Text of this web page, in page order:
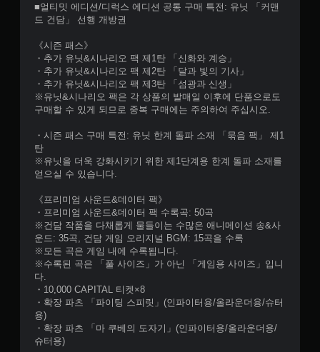
■얼티밋 에디션/디럭스 에디션 공통 구매 특전: 유닛 「커맨
드 건담」 선행 개방권
《시즌 패스》
・추가 유닛&시나리오 팩 제1탄 「신화와 계승」
・추가 유닛&시나리오 팩 제2탄 「달과 빛의 기사」
・추가 유닛&시나리오 팩 제3탄 「섬광과 신생」
※유닛&시나리오 팩은 각 상품의 발매일 이후에 단품으로도
구매할 수 있게 되므로 중복 구매에는 주의하여 주십시오.
・시즌 패스 구매 특전: 유닛 한계 돌파 소재 「묶음 팩」 제1
탄
※유닛을 더욱 강화시키기 위한 제1단계용 한계 돌파 소재를
얻으실 수 있습니다.
《프리미엄 사운드&데이터 팩》
・프리미엄 사운드&데이터 팩 수록곡: 50곡
※건담 작품을 다채롭게 물들이는 수많은 애니메이션 송&사
운드: 35곡, 건담 게임 오리지널 BGM: 15곡을 수록
※모든 곡은 게임 내에 수록됩니다.
※수록된 곡은 「풀 사이즈」가 아닌 「게임용 사이즈」입니
다.
・10,000 CAPITAL 티켓×8
・확장 파츠 「파이팅 스피릿」(인파이터용/올라운더용/슈터
용)
・확장 파츠 「마 쿠베의 도자기」(인파이터용/올라운더용/
슈터용)